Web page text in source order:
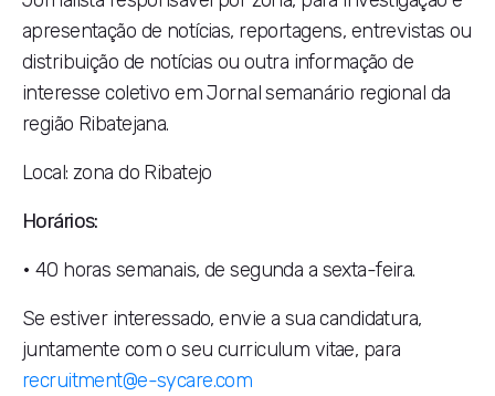
apresentação de notícias, reportagens, entrevistas ou
distribuição de notícias ou outra informação de
interesse coletivo em Jornal semanário regional da
região Ribatejana.
Local: zona do Ribatejo
Horários:
• 40 horas semanais, de segunda a sexta-feira.
Se estiver interessado, envie a sua candidatura,
juntamente com o seu curriculum vitae, para
recruitment@e-sycare.com